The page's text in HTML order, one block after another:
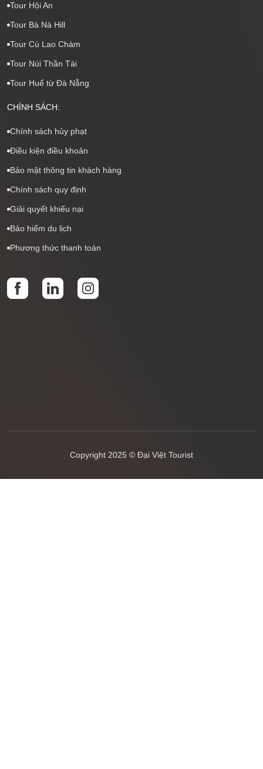
Tour Hội An
Tour Bà Nà Hill
Tour Cù Lao Chàm
Tour Núi Thần Tài
Tour Huế từ Đà Nẵng
CHÍNH SÁCH:
Chính sách hủy phạt
Điều kiện điều khoản
Bảo mật thông tin khách hàng
Chính sách quy định
Giải quyết khiếu nại
Bảo hiểm du lịch
Phương thức thanh toán
Copyright 2025 © Đại Việt Tourist